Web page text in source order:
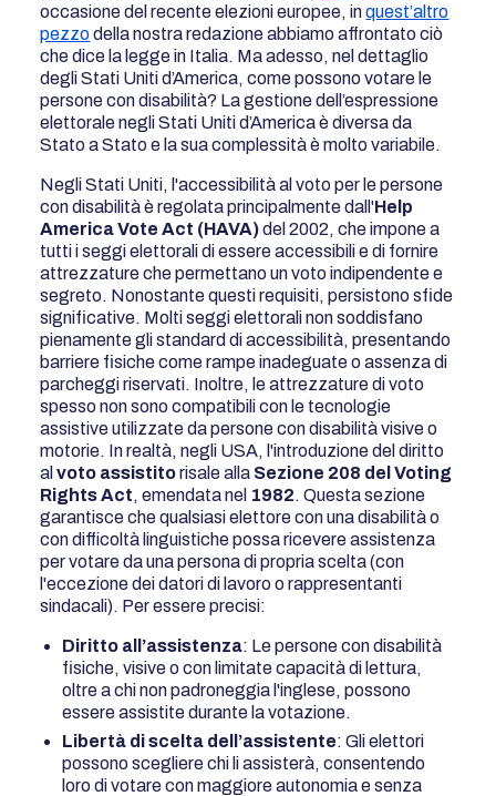
occasione del recente elezioni europee, inquest’altro
pezzodella nostra redazione abbiamo affrontato ciò
che dice la legge in Italia. Ma adesso, nel dettaglio
degli Stati Uniti d’America, come possono votare le
persone con disabilità? La gestione dell’espressione
elettorale negli Stati Uniti d’America è diversa da
Stato a Stato e la sua complessità è molto variabile.
Negli Stati Uniti, l'accessibilità al voto per le persone
con disabilità è regolata principalmente dall'Help
America Vote Act (HAVA)del 2002, che impone a
tutti i seggi elettorali di essere accessibili e di fornire
attrezzature che permettano un voto indipendente e
segreto. Nonostante questi requisiti, persistono sfide
significative. Molti seggi elettorali non soddisfano
pienamente gli standard di accessibilità, presentando
barriere fisiche come rampe inadeguate o assenza di
parcheggi riservati. Inoltre, le attrezzature di voto
spesso non sono compatibili con le tecnologie
assistive utilizzate da persone con disabilità visive o
motorie. In realtà, negli USA, l'introduzione del diritto
alvoto assistitorisale alla Sezione 208 del Voting
Rights Act, emendata nel 1982. Questa sezione
garantisce che qualsiasi elettore con una disabilità o
con difficoltà linguistiche possa ricevere assistenza
per votare da una persona di propria scelta (con
l'eccezione dei datori di lavoro o rappresentanti
sindacali). Per essere precisi:
Diritto all’assistenza: Le persone con disabilità
fisiche, visive o con limitate capacità di lettura,
oltre a chi non padroneggia l'inglese, possono
essere assistite durante la votazione.
Libertà di scelta dell’assistente: Gli elettori
possono scegliere chi li assisterà, consentendo
loro di votare con maggiore autonomia e senza